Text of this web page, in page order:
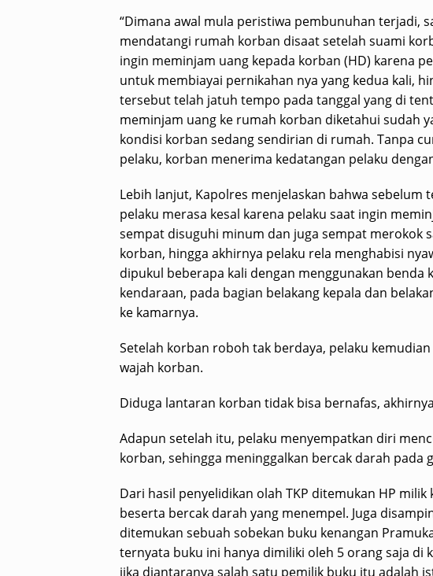
“Dimana awal mula peristiwa pembunuhan terjadi,
mendatangi rumah korban disaat setelah suami
ingin meminjam uang kepada korban (HD) karena
untuk membiayai pernikahan nya yang kedua kali,
tersebut telah jatuh tempo pada tanggal yang di
meminjam uang ke rumah korban diketahui sudah
kondisi korban sedang sendirian di rumah. Tanpa
pelaku, korban menerima kedatangan pelaku
Lebih lanjut, Kapolres menjelaskan bahwa
pelaku merasa kesal karena pelaku saat ingin
sempat disuguhi minum dan juga sempat merokok
korban, hingga akhirnya pelaku rela menghabisi
dipukul beberapa kali dengan menggunakan benda
kendaraan, pada bagian belakang kepala dan
ke kamarnya.
Setelah korban roboh tak berdaya, pelaku
wajah korban.
Diduga lantaran korban tidak bisa bernafas,
Adapun setelah itu, pelaku menyempatkan diri
korban, sehingga meninggalkan bercak darah pada
Dari hasil penyelidikan olah TKP ditemukan HP
beserta bercak darah yang menempel. Juga
ditemukan sebuah sobekan buku kenangan
ternyata buku ini hanya dimiliki oleh 5 orang saja di
jika diantaranya salah satu pemilik buku itu adalah